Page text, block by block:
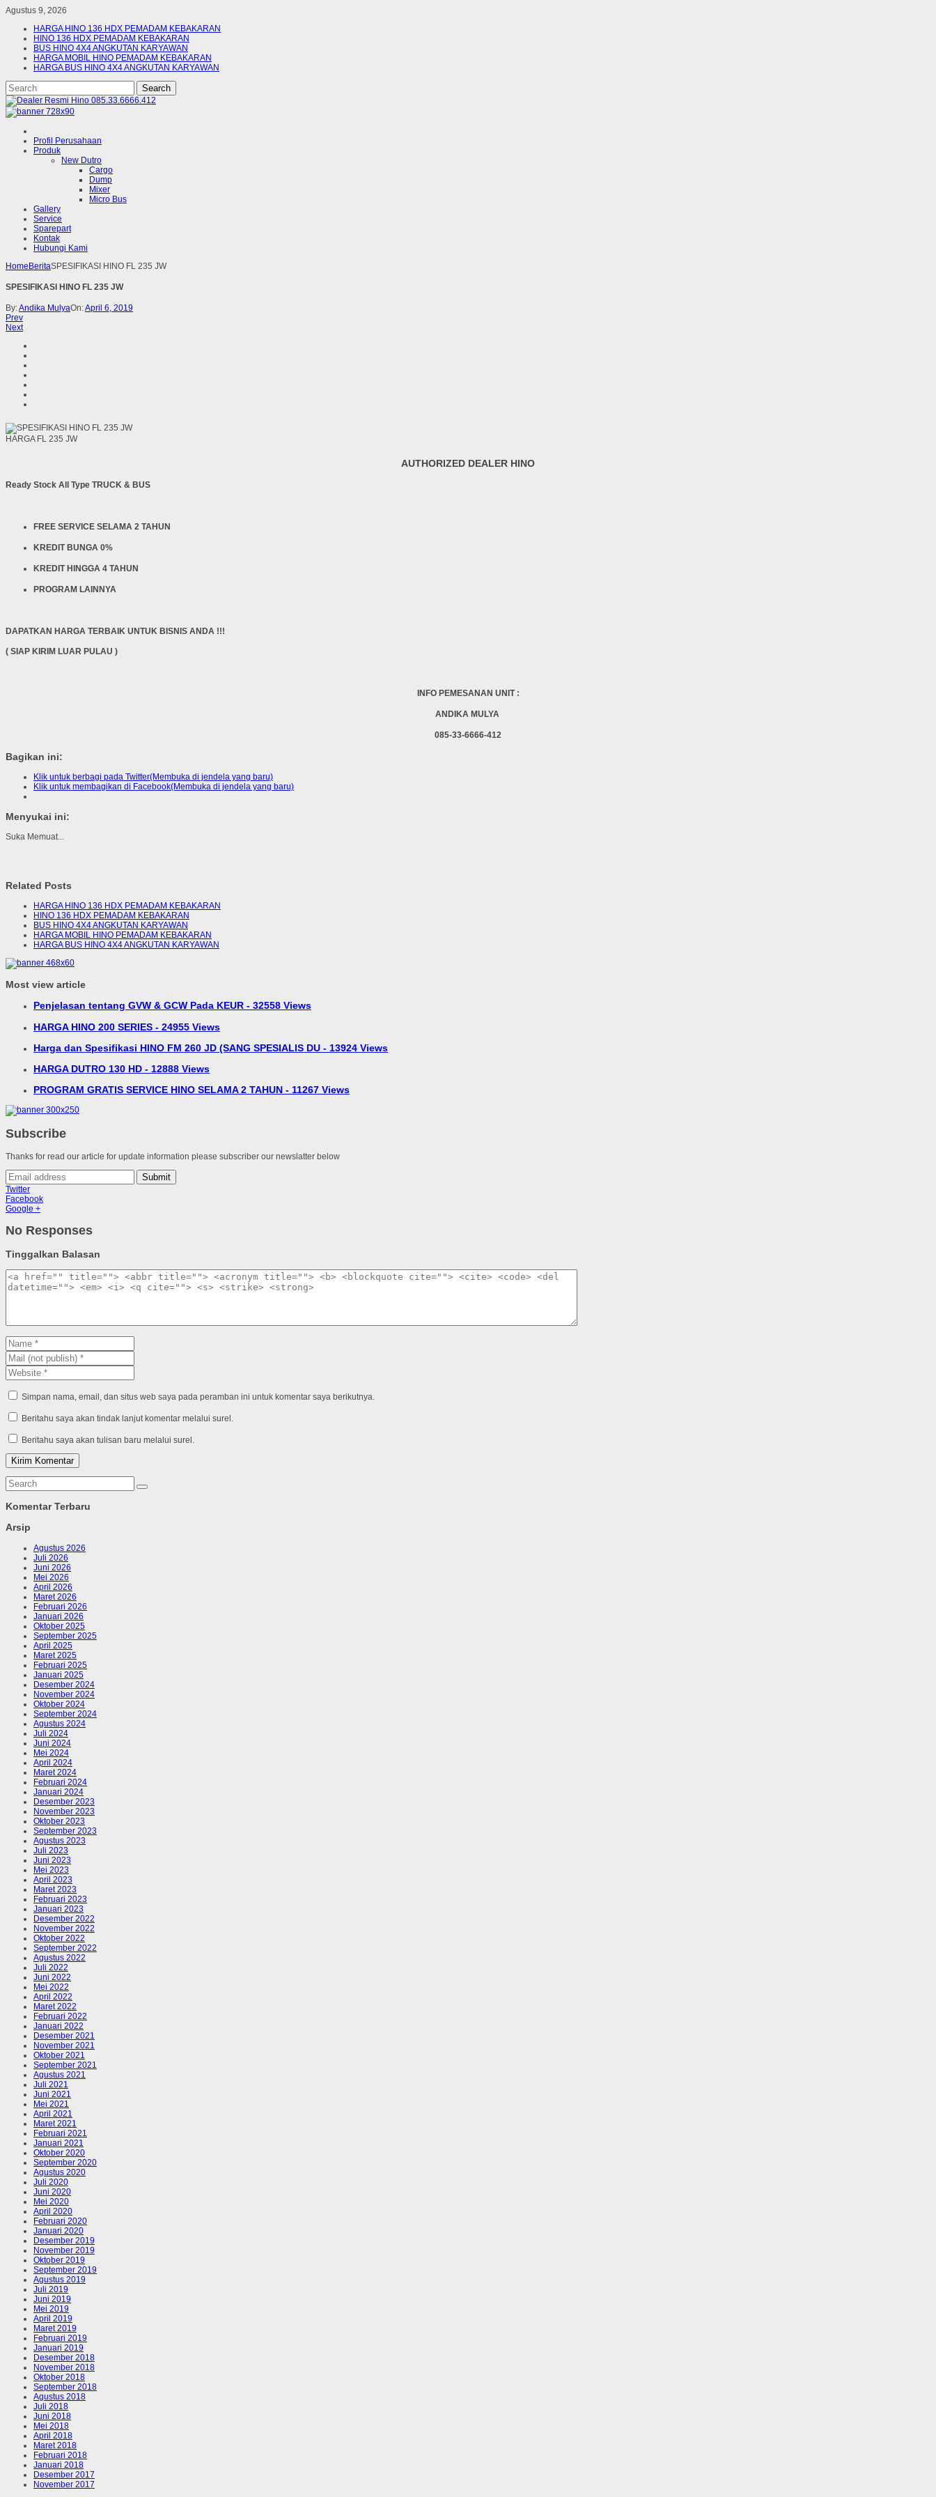
Agustus 9, 2026
HARGA HINO 136 HDX PEMADAM KEBAKARAN
HINO 136 HDX PEMADAM KEBAKARAN
BUS HINO 4X4 ANGKUTAN KARYAWAN
HARGA MOBIL HINO PEMADAM KEBAKARAN
HARGA BUS HINO 4X4 ANGKUTAN KARYAWAN
Profil Perusahaan
Produk
New Dutro
Cargo
Dump
Mixer
Micro Bus
Gallery
Service
Sparepart
Kontak
Hubungi Kami
Home BeritaSPESIFIKASI HINO FL 235 JW
SPESIFIKASI HINO FL 235 JW
By:Andika MulyaOn:April 6, 2019
Prev
Next
HARGA FL 235 JW
AUTHORIZED DEALER HINO
Ready Stock All Type TRUCK & BUS
FREE SERVICE SELAMA 2 TAHUN
KREDIT BUNGA 0%
KREDIT HINGGA 4 TAHUN
PROGRAM LAINNYA
DAPATKAN HARGA TERBAIK UNTUK BISNIS ANDA !!!
( SIAP KIRIM LUAR PULAU )
INFO PEMESANAN UNIT :
ANDIKA MULYA
085-33-6666-412
Bagikan ini:
Klik untuk berbagi pada Twitter(Membuka di jendela yang baru)
Klik untuk membagikan di Facebook(Membuka di jendela yang baru)
Menyukai ini:
Suka Memuat...
Related Posts
HARGA HINO 136 HDX PEMADAM KEBAKARAN
HINO 136 HDX PEMADAM KEBAKARAN
BUS HINO 4X4 ANGKUTAN KARYAWAN
HARGA MOBIL HINO PEMADAM KEBAKARAN
HARGA BUS HINO 4X4 ANGKUTAN KARYAWAN
Most view article
Penjelasan tentang GVW & GCW Pada KEUR - 32558 Views
HARGA HINO 200 SERIES - 24955 Views
Harga dan Spesifikasi HINO FM 260 JD (SANG SPESIALIS DU - 13924 Views
HARGA DUTRO 130 HD - 12888 Views
PROGRAM GRATIS SERVICE HINO SELAMA 2 TAHUN - 11267 Views
Subscribe
Thanks for read our article for update information please subscriber our newslatter below
Submit
Twitter
Facebook
Google +
No Responses
Tinggalkan Balasan
Simpan nama, email, dan situs web saya pada peramban ini untuk komentar saya berikutnya.
Beritahu saya akan tindak lanjut komentar melalui surel.
Beritahu saya akan tulisan baru melalui surel.
Komentar Terbaru
Arsip
Agustus 2026
Juli 2026
Juni 2026
Mei 2026
April 2026
Maret 2026
Februari 2026
Januari 2026
Oktober 2025
September 2025
April 2025
Maret 2025
Februari 2025
Januari 2025
Desember 2024
November 2024
Oktober 2024
September 2024
Agustus 2024
Juli 2024
Juni 2024
Mei 2024
April 2024
Maret 2024
Februari 2024
Januari 2024
Desember 2023
November 2023
Oktober 2023
September 2023
Agustus 2023
Juli 2023
Juni 2023
Mei 2023
April 2023
Maret 2023
Februari 2023
Januari 2023
Desember 2022
November 2022
Oktober 2022
September 2022
Agustus 2022
Juli 2022
Juni 2022
Mei 2022
April 2022
Maret 2022
Februari 2022
Januari 2022
Desember 2021
November 2021
Oktober 2021
September 2021
Agustus 2021
Juli 2021
Juni 2021
Mei 2021
April 2021
Maret 2021
Februari 2021
Januari 2021
Oktober 2020
September 2020
Agustus 2020
Juli 2020
Juni 2020
Mei 2020
April 2020
Februari 2020
Januari 2020
Desember 2019
November 2019
Oktober 2019
September 2019
Agustus 2019
Juli 2019
Juni 2019
Mei 2019
April 2019
Maret 2019
Februari 2019
Januari 2019
Desember 2018
November 2018
Oktober 2018
September 2018
Agustus 2018
Juli 2018
Juni 2018
Mei 2018
April 2018
Maret 2018
Februari 2018
Januari 2018
Desember 2017
November 2017